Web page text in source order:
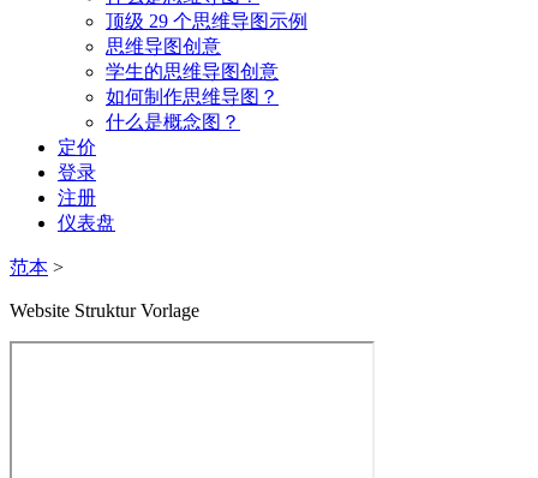
顶级 29 个思维导图示例
思维导图创意
学生的思维导图创意
如何制作思维导图？
什么是概念图？
定价
登录
注册
仪表盘
范本 >
Website Struktur Vorlage